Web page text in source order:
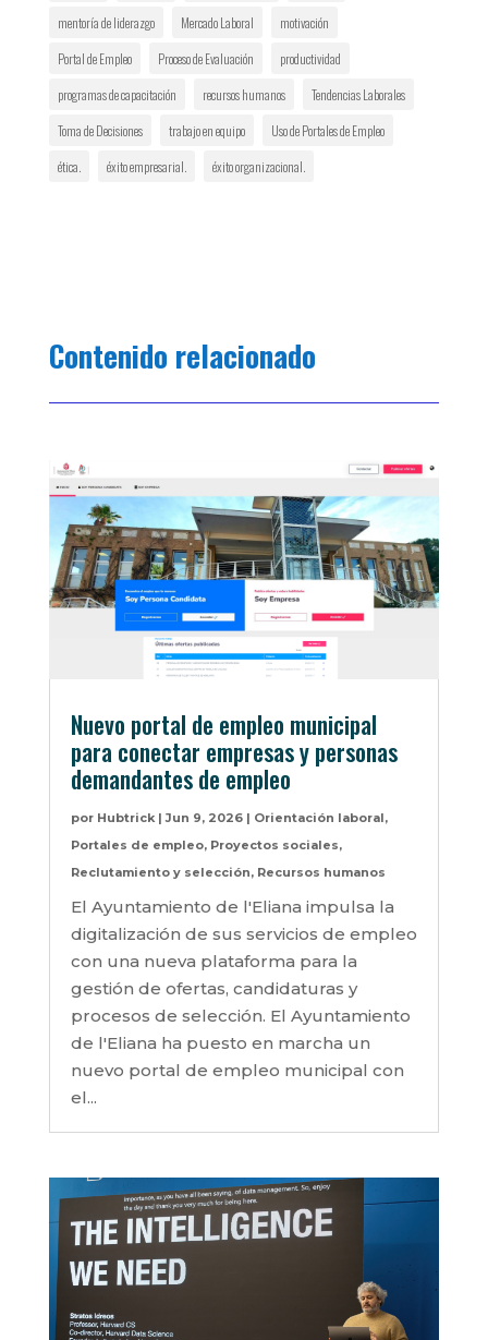
mentoría de liderazgo
Mercado Laboral
motivación
Portal de Empleo
Proceso de Evaluación
productividad
programas de capacitación
recursos humanos
Tendencias Laborales
Toma de Decisiones
trabajo en equipo
Uso de Portales de Empleo
ética.
éxito empresarial. éxito organizacional.
Contenido relacionado
Nuevo portal de empleo municipal
para conectar empresas y personas
demandantes de empleo
por Hubtrick|Jun 9, 2026| Orientación laboral,
Portales de empleo, Proyectos sociales,
Reclutamiento y selección, Recursos humanos
El Ayuntamiento de l'Eliana impulsa la
digitalización de sus servicios de empleo
con una nueva plataforma para la
gestión de ofertas, candidaturas y
procesos de selección. El Ayuntamiento
de l'Eliana ha puesto en marcha un
nuevo portal de empleo municipal con
el...